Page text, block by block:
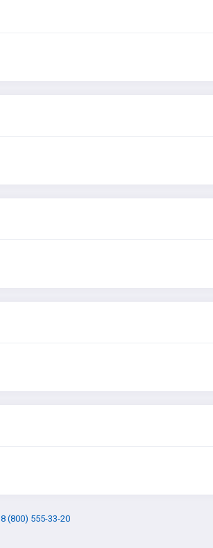
8 (800) 555-33-20